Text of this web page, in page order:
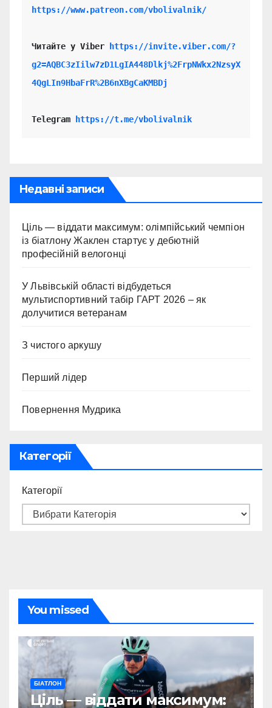
https://www.patreon.com/vbolivalnik/
Читайте у Viber
https://invite.viber.com/?
g2=AQBC3zIilw7zD1LgIA448Dlkj%2FrpNWkx2NzsyX
4QgLIn9HbaFrR%2B6nXBgCaKMBDj
Telegram https://t.me/vbolivalnik
Недавні записи
Ціль — віддати максимум: олімпійський чемпіон
із біатлону Жаклен стартує у дебютній
професійній велогонці
У Львівській області відбудеться
мультиспортивний табір ГАРТ 2026 – як
долучитися ветеранам
З чистого аркушу
Перший лідер
Повернення Мудрика
Категорії
Категорії
You missed
БІАТЛОН
Ціль — віддати максимум: